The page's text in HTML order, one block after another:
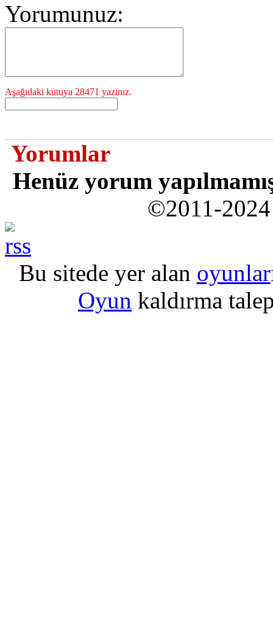
Yorumunuz:
Aşağıdaki kutuya 28471 yazınız.
Yorumlar
Henüz yorum
©2011-
Bu sitede yer alan oyunlar
Oyun kaldırma